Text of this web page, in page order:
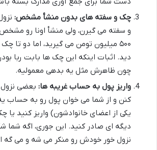
چک و سفته های بدون منشأ مشخص:
و سفته می گیرن، ولی منشأ اونا رو
دید. اثبات اینکه این چک ها بابت ربا
چون ظاهرش مثل یه بدهی معمولیه.
واریز پول به حساب غریبه ها: بعضی نزول
کنن و از شما می خوان پول رو به حساب
یکی از اعضای خانوادشون) واریز کنید
دیگه ای صادر کنید. این جوری، اگه شما
نزول خور خودش رو منکر می شه و می گه